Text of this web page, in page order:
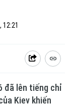
đã lên tiếng chỉ
Kiev khiến